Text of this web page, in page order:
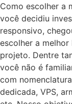
Como escolher a
você decidiu
responsivo,
escolher a
projeto. Dentre
você não é
com
dedicada, VPS,